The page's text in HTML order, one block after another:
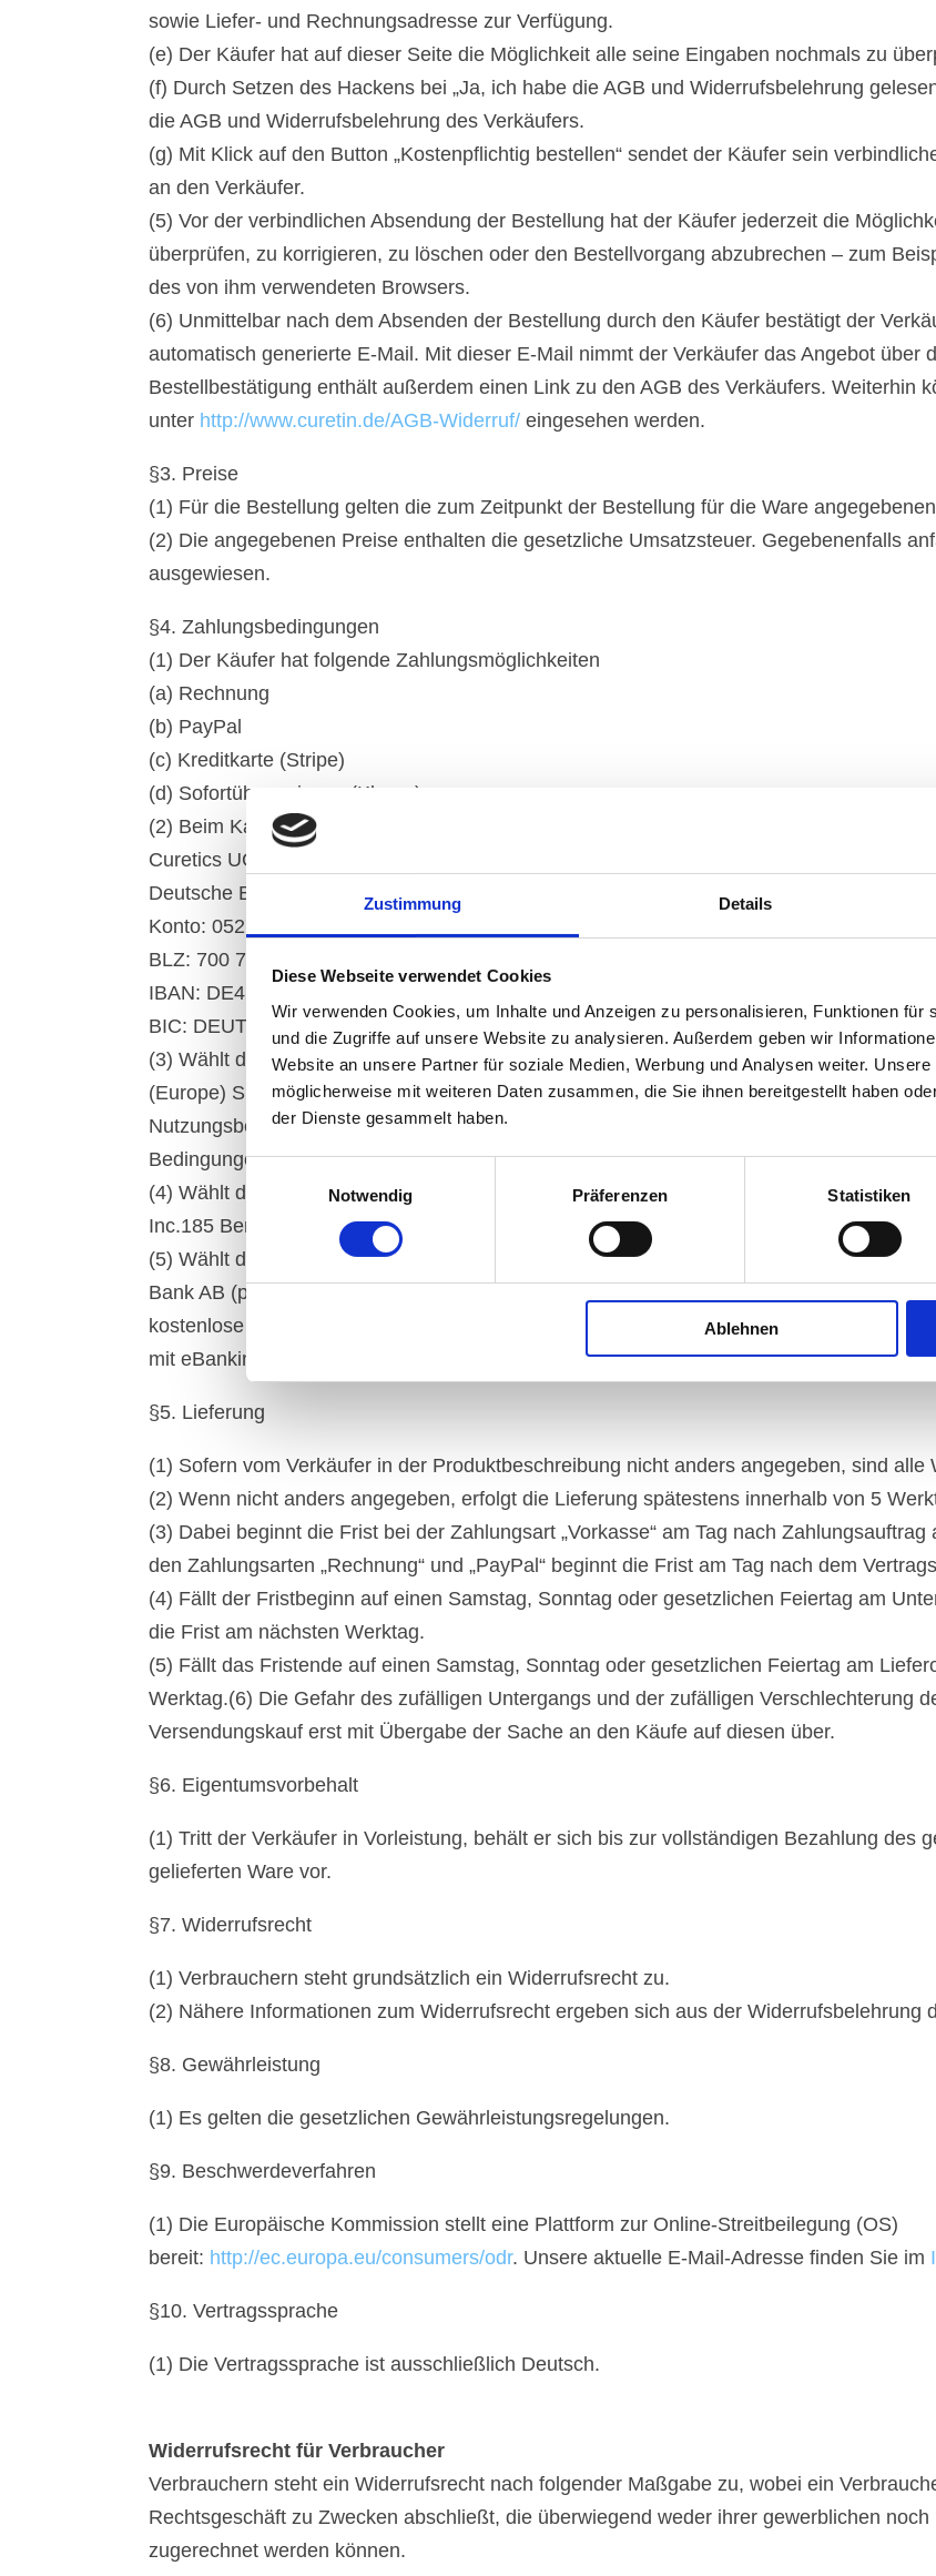
Zustimmung Details
Diese Webseite verwendet Cookies
Wir verwenden Cookies, um Inhalte und Anzeigen zu personalisieren, Funktionen für
und die Zugriffe auf unsere Website zu analysieren. Außerdem geben wir
Website an unsere Partner für soziale Medien, Werbung und Analysen weiter.
möglicherweise mit weiteren Daten zusammen, die Sie ihnen bereitgestellt haben
der Dienste gesammelt haben.
Einwilligungsauswahl
Notwendig
Präferenzen Statistiken
Ablehnen
sowie Liefer- und Rechnungsadresse zur Verfügung.
(e) Der Käufer hat auf dieser Seite die Möglichkeit alle seine Eingaben nochmals zu
(f) Durch Setzen des Hackens bei „Ja, ich habe die AGB und Widerrufsbelehrung
die AGB und Widerrufsbelehrung des Verkäufers.
(g) Mit Klick auf den Button „Kostenpflichtig bestellen“ sendet der Käufer sein
an den Verkäufer.
(5) Vor der verbindlichen Absendung der Bestellung hat der Käufer jederzeit die
überprüfen, zu korrigieren, zu löschen oder den Bestellvorgang abzubrechen – zum
des von ihm verwendeten Browsers.
(6) Unmittelbar nach dem Absenden der Bestellung durch den Käufer bestätigt der
automatisch generierte E-Mail. Mit dieser E-Mail nimmt der Verkäufer das Angebot über
Bestellbestätigung enthält außerdem einen Link zu den AGB des Verkäufers. Weiterhin
unter http://www.curetin.de/AGB-Widerruf/ eingesehen werden.
§3. Preise
(1) Für die Bestellung gelten die zum Zeitpunkt der Bestellung für die Ware
(2) Die angegebenen Preise enthalten die gesetzliche Umsatzsteuer. Gegebenenfalls
ausgewiesen.
§4. Zahlungsbedingungen
(1) Der Käufer hat folgende Zahlungsmöglichkeiten
(a) Rechnung
(b) PayPal
(c) Kreditkarte (Stripe)
(d) Sofortüberweisung (Klarna)
(2) Beim Kauf auf Rechnung ist der Kaufpreis innerhalb von 14 Tagen nach
Curetics UG (haftungsbeschränkt)
Deutsche Bank
Konto: 052794500
BLZ: 700 700 24
IBAN: DE42 7007 0024 0052 7945 00
BIC: DEUTDEDBMUC
(3) Wählt der Käufer eine von PayPal angebotene Zahlungsart erfolgt die
(Europe) S.à r.l. et Cie, S.C.A., 22-24 Boulevard Royal, L-2449 Luxembourg (im
Nutzungsbedingungen, die hier einsehbar sind oder – falls der Kunde nicht über ein
Bedingungen für Zahlungen ohne PayPal-Konto.
(4) Wählt der Käufer eine von Stripe angebotene Zahlungsart erfolgt die
Inc.185 Berry Street, Suite 550 San Francisco, CA 94107 (im Folgenden: „Stripe“),
(5) Wählt der Käufer eine von Klarna angebotene Zahlungsart erfolgt die
Bank AB (publ). Sveavägen 46, 111 34 Stockholm (im Folgenden: „Klarna“), unter
kostenlose und TÜV-zertifizierte Zahlungsart der Sofortüberweisung (Klarna) nutzen zu
mit eBanking Funktion sowie Kontonummer, Online-Banking-PIN und TAN.
§5. Lieferung
(1) Sofern vom Verkäufer in der Produktbeschreibung nicht anders angegeben, sind alle
(2) Wenn nicht anders angegeben, erfolgt die Lieferung spätestens innerhalb von 5
(3) Dabei beginnt die Frist bei der Zahlungsart „Vorkasse“ am Tag nach
den Zahlungsarten „Rechnung“ und „PayPal“ beginnt die Frist am Tag nach dem
(4) Fällt der Fristbeginn auf einen Samstag, Sonntag oder gesetzlichen Feiertag am
die Frist am nächsten Werktag.
(5) Fällt das Fristende auf einen Samstag, Sonntag oder gesetzlichen Feiertag am
Werktag.(6) Die Gefahr des zufälligen Untergangs und der zufälligen Verschlechterung
Versendungskauf erst mit Übergabe der Sache an den Käufe auf diesen über.
§6. Eigentumsvorbehalt
(1) Tritt der Verkäufer in Vorleistung, behält er sich bis zur vollständigen Bezahlung des
gelieferten Ware vor.
§7. Widerrufsrecht
(1) Verbrauchern steht grundsätzlich ein Widerrufsrecht zu.
(2) Nähere Informationen zum Widerrufsrecht ergeben sich aus der Widerrufsbelehrung
§8. Gewährleistung
(1) Es gelten die gesetzlichen Gewährleistungsregelungen.
§9. Beschwerdeverfahren
(1) Die Europäische Kommission stellt eine Plattform zur Online-Streitbeilegung (OS)
bereit: http://ec.europa.eu/consumers/odr. Unsere aktuelle E-Mail-Adresse finden Sie im
§10. Vertragssprache
(1) Die Vertragssprache ist ausschließlich Deutsch.
Widerrufsrecht für Verbraucher
Verbrauchern steht ein Widerrufsrecht nach folgender Maßgabe zu, wobei ein
Rechtsgeschäft zu Zwecken abschließt, die überwiegend weder ihrer gewerblichen
zugerechnet werden können.